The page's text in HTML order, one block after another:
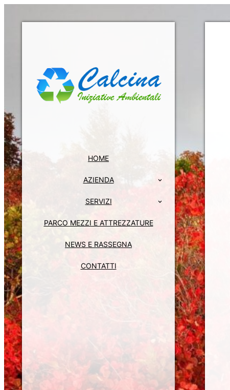
HOME
AZIENDA
SERVIZI
PARCO MEZZI E ATTREZZATURE
NEWS E RASSEGNA
CONTATTI